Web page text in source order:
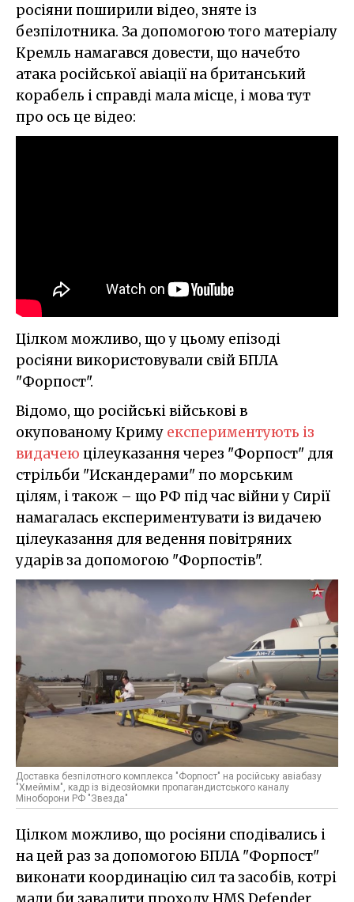
росіяни поширили відео, зняте із
безпілотника. За допомогою того матеріалу
Кремль намагався довести, що начебто
атака російської авіації на британський
корабель і справді мала місце, і мова тут
про ось це відео:
Цілком можливо, що у цьому епізоді
росіяни використовували свій БПЛА
"Форпост".
Відомо, що російські військові в
окупованому Криму експериментують із
видачею цілеуказання через "Форпост" для
стрільби "Искандерами" по морським
цілям, і також – що РФ під час війни у Сирії
намагалась експериментувати із видачею
цілеуказання для ведення повітряних
ударів за допомогою "Форпостів".
Доставка безпілотного комплекса "Форпост" на російську авіабазу
"Хмеймім", кадр із відеозйомки пропагандистського каналу
Міноборони РФ "Звезда"
Цілком можливо, що росіяни сподівались і
на цей раз за допомогою БПЛА "Форпост"
виконати координацію сил та засобів, котрі
мали би завадити проходу HMS Defender,